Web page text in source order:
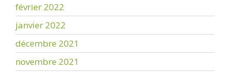
février 2022
janvier 2022
décembre 2021
novembre 2021